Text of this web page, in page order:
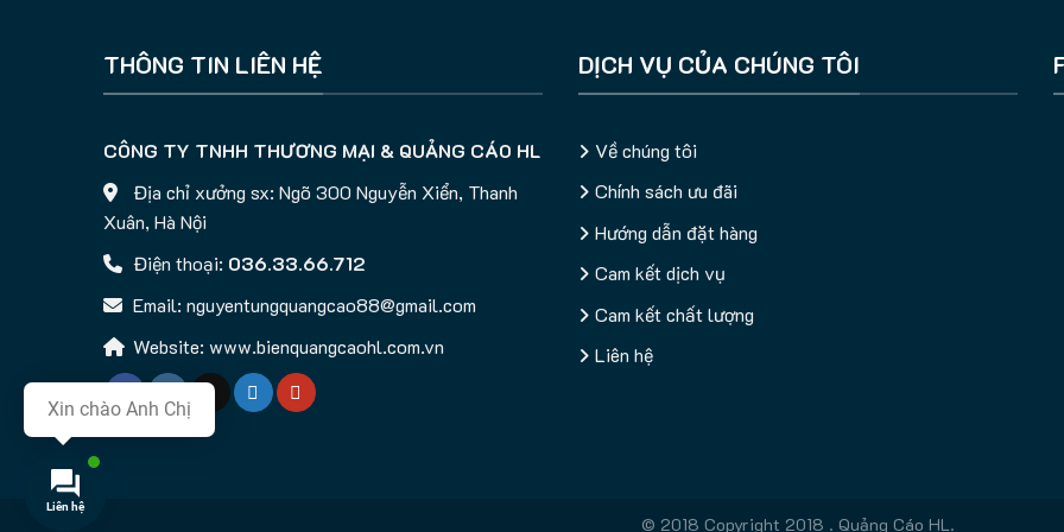
THÔNG TIN LIÊN HỆ
CÔNG TY TNHH THƯƠNG MẠI & QUẢNG CÁO HL
Địa chỉ xưởng sx: Ngõ 300 Nguyễn Xiển, Thanh
Xuân, Hà Nội
Điện thoại: 036.33.66.712
Email: nguyentungquangcao88@gmail.com
Website: www.bienquangcaohl.com.vn
DỊCH VỤ CỦA CHÚNG TÔI
Về chúng tôi
Chính sách ưu đãi
Hướng dẫn đặt hàng
Cam kết dịch vụ
Cam kết chất lượng
Liên hệ
© 2018 Copyright 2018 . Quảng Cáo HL.
Liên hệ
Xin chào Anh Chị